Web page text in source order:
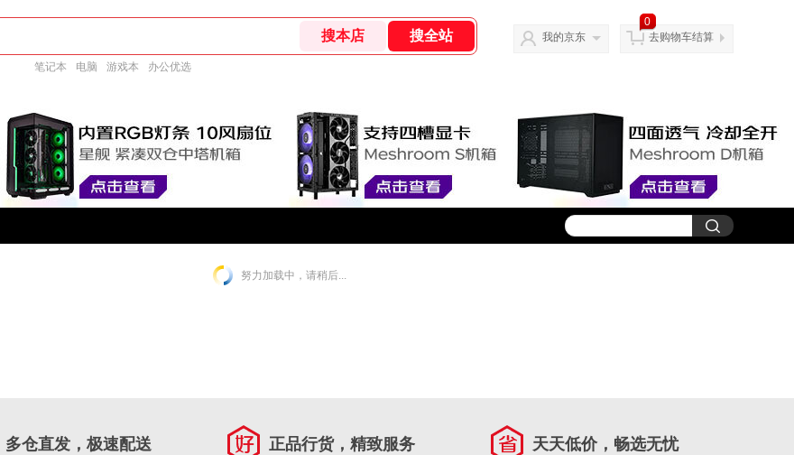
笔记本 电脑 游戏本 办公优选
我的京东
0
去购物车结算
努力加载中，请稍后...
多仓直发，极速配送 正品行货，精致服务 天天低价，畅选无忧